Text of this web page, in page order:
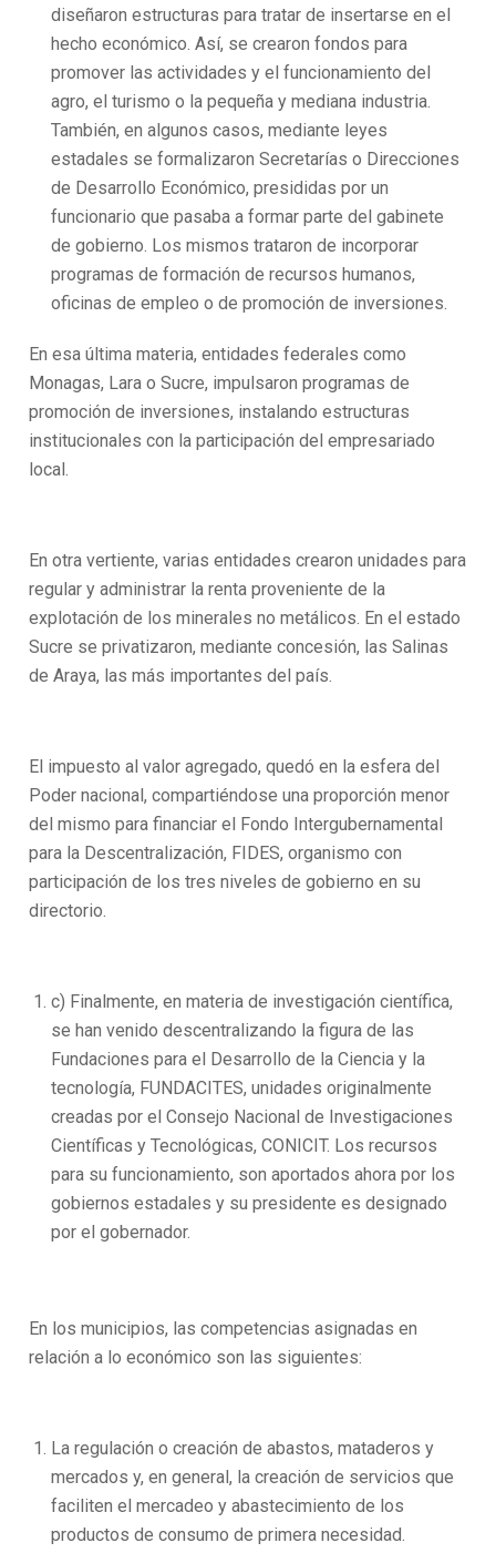
diseñaron estructuras para tratar de insertarse en el
hecho económico. Así, se crearon fondos para
promover las actividades y el funcionamiento del
agro, el turismo o la pequeña y mediana industria.
También, en algunos casos, mediante leyes
estadales se formalizaron Secretarías o Direcciones
de Desarrollo Económico, presididas por un
funcionario que pasaba a formar parte del gabinete
de gobierno. Los mismos trataron de incorporar
programas de formación de recursos humanos,
oficinas de empleo o de promoción de inversiones.
En esa última materia, entidades federales como
Monagas, Lara o Sucre, impulsaron programas de
promoción de inversiones, instalando estructuras
institucionales con la participación del empresariado
local.
En otra vertiente, varias entidades crearon unidades para
regular y administrar la renta proveniente de la
explotación de los minerales no metálicos. En el estado
Sucre se privatizaron, mediante concesión, las Salinas
de Araya, las más importantes del país.
El impuesto al valor agregado, quedó en la esfera del
Poder nacional, compartiéndose una proporción menor
del mismo para financiar el Fondo Intergubernamental
para la Descentralización, FIDES, organismo con
participación de los tres niveles de gobierno en su
directorio.
c) Finalmente, en materia de investigación científica,
se han venido descentralizando la figura de las
Fundaciones para el Desarrollo de la Ciencia y la
tecnología, FUNDACITES, unidades originalmente
creadas por el Consejo Nacional de Investigaciones
Científicas y Tecnológicas, CONICIT. Los recursos
para su funcionamiento, son aportados ahora por los
gobiernos estadales y su presidente es designado
por el gobernador.
En los municipios, las competencias asignadas en
relación a lo económico son las siguientes:
La regulación o creación de abastos, mataderos y
mercados y, en general, la creación de servicios que
faciliten el mercadeo y abastecimiento de los
productos de consumo de primera necesidad.